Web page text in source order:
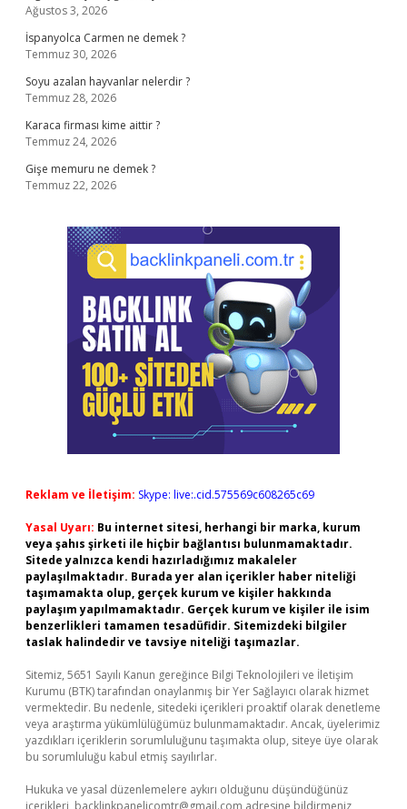
Ağustos 3, 2026
İspanyolca Carmen ne demek ?
Temmuz 30, 2026
Soyu azalan hayvanlar nelerdir ?
Temmuz 28, 2026
Karaca firması kime aittir ?
Temmuz 24, 2026
Gişe memuru ne demek ?
Temmuz 22, 2026
Reklam ve İletişim: Skype: live:.cid.575569c608265c69
Yasal Uyarı: Bu internet sitesi, herhangi bir marka, kurum
veya şahıs şirketi ile hiçbir bağlantısı bulunmamaktadır.
Sitede yalnızca kendi hazırladığımız makaleler
paylaşılmaktadır. Burada yer alan içerikler haber niteliği
taşımamakta olup, gerçek kurum ve kişiler hakkında
paylaşım yapılmamaktadır. Gerçek kurum ve kişiler ile isim
benzerlikleri tamamen tesadüfidir. Sitemizdeki bilgiler
taslak halindedir ve tavsiye niteliği taşımazlar.
Sitemiz, 5651 Sayılı Kanun gereğince Bilgi Teknolojileri ve İletişim
Kurumu (BTK) tarafından onaylanmış bir Yer Sağlayıcı olarak hizmet
vermektedir. Bu nedenle, sitedeki içerikleri proaktif olarak denetleme
veya araştırma yükümlülüğümüz bulunmamaktadır. Ancak, üyelerimiz
yazdıkları içeriklerin sorumluluğunu taşımakta olup, siteye üye olarak
bu sorumluluğu kabul etmiş sayılırlar.
Hukuka ve yasal düzenlemelere aykırı olduğunu düşündüğünüz
içerikleri, backlinkpanelicomtr@gmail.com adresine bildirmeniz